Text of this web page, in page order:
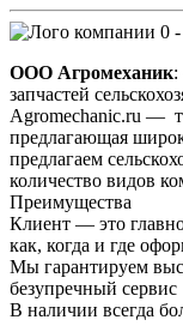
0
ООО Агромеханик:
запчастей
Agromechanic.ru —
предлагающая
предлагаем
количество видов
Преимущества
Клиент — это
как, когда и где
Мы гарантируем
безупречный сервис
В наличии всегда